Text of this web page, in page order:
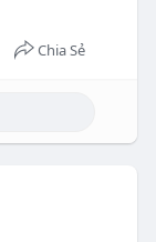
Chia Sẻ